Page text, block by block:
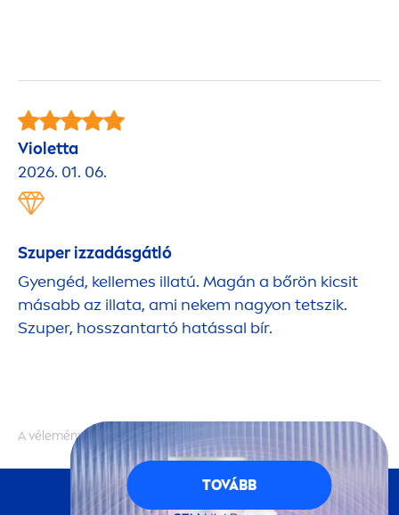
Violetta
2026. 01. 06.
Szuper izzadásgátló
Gyengéd, kellemes illatú. Magán a bőrön kicsit
másabb az illata, ami nekem nagyon tetszik.
Szuper, hosszantartó hatással bír.
A vélemények hitelességét nem ellenőrizzük
KÖVESS MINKET
TOVÁBB